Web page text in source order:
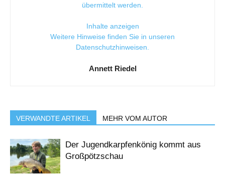
übermittelt werden.
Inhalte anzeigen
Weitere Hinweise finden Sie in unseren
Datenschutzhinweisen
Annett Riedel
VERWANDTE ARTIKEL MEHR VOM AUTOR
Der Jugendkarpfenkönig kommt aus
Großpötzschau